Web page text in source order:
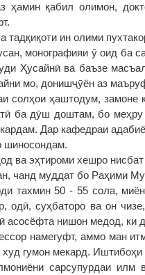
ҳамин қабил олимон,
тадқиқоти ин олими
монографияи ӯ оид ба
Ҳусайнӣ ва баъзе
мо, донишҷӯён аз
солҳои ҳаштодум, замоне
ба дӯш доштам, бо
кардам. Дар кафедраи
шиносондам.
ва эҳтироми хешро
чанд муддат бо Раҳими
тахмин 50 - 55 сола,
одӣ, суҳбаторо ва он
асосёфта нишон медод, ки
намегуфт, аммо ман
худ гумон мекард.
сарсупурдаи илм